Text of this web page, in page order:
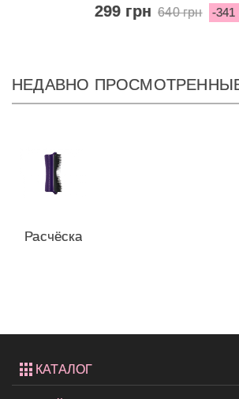
299 грн 640 грн -341
НЕДАВНО
Расчёска
КАТАЛОГ